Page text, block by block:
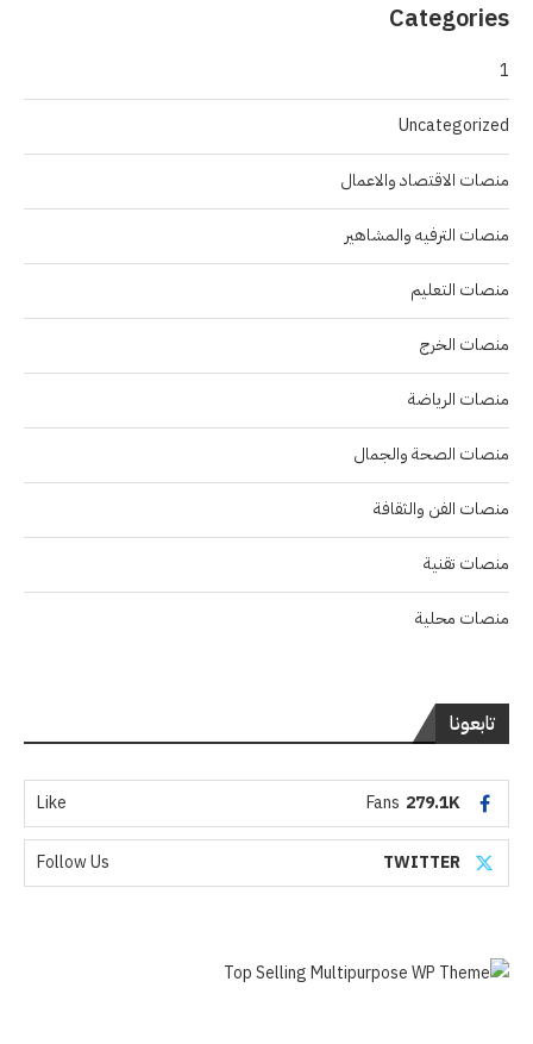
Categories
1
Uncategorized
منصات الاقتصاد والاعمال
منصات الترفيه والمشاهير
منصات التعليم
منصات الخرج
منصات الرياضة
منصات الصحة والجمال
منصات الفن والثقافة
منصات تقنية
منصات محلية
تابعونا
279.1K
Fans
Like
TWITTER
Follow Us